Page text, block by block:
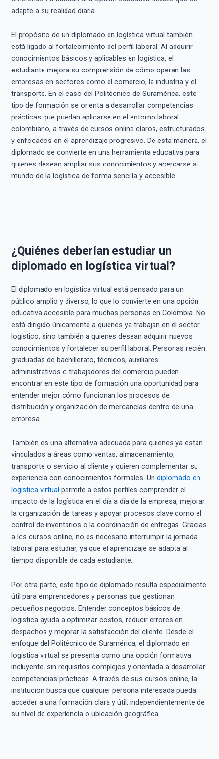
adapte a su realidad diaria.
El propósito de un diplomado en logística virtual también
está ligado al fortalecimiento del perfil laboral. Al adquirir
conocimientos básicos y aplicables en logística, el
estudiante mejora su comprensión de cómo operan las
empresas en sectores como el comercio, la industria y el
transporte. En el caso del Politécnico de Suramérica, este
tipo de formación se orienta a desarrollar competencias
prácticas que puedan aplicarse en el entorno laboral
colombiano, a través de cursos online claros, estructurados
y enfocados en el aprendizaje progresivo. De esta manera, el
diplomado se convierte en una herramienta educativa para
quienes desean ampliar sus conocimientos y acercarse al
mundo de la logística de forma sencilla y accesible.
¿Quiénes deberían estudiar un
diplomado en logística virtual?
El diplomado en logística virtual está pensado para un
público amplio y diverso, lo que lo convierte en una opción
educativa accesible para muchas personas en Colombia. No
está dirigido únicamente a quienes ya trabajan en el sector
logístico, sino también a quienes desean adquirir nuevos
conocimientos y fortalecer su perfil laboral. Personas recién
graduadas de bachillerato, técnicos, auxiliares
administrativos o trabajadores del comercio pueden
encontrar en este tipo de formación una oportunidad para
entender mejor cómo funcionan los procesos de
distribución y organización de mercancías dentro de una
empresa.
También es una alternativa adecuada para quienes ya están
vinculados a áreas como ventas, almacenamiento,
transporte o servicio al cliente y quieren complementar su
experiencia con conocimientos formales. Un diplomado en
logística virtual permite a estos perfiles comprender el
impacto de la logística en el día a día de la empresa, mejorar
la organización de tareas y apoyar procesos clave como el
control de inventarios o la coordinación de entregas. Gracias
a los cursos online, no es necesario interrumpir la jornada
laboral para estudiar, ya que el aprendizaje se adapta al
tiempo disponible de cada estudiante.
Por otra parte, este tipo de diplomado resulta especialmente
útil para emprendedores y personas que gestionan
pequeños negocios. Entender conceptos básicos de
logística ayuda a optimizar costos, reducir errores en
despachos y mejorar la satisfacción del cliente. Desde el
enfoque del Politécnico de Suramérica, el diplomado en
logística virtual se presenta como una opción formativa
incluyente, sin requisitos complejos y orientada a desarrollar
competencias prácticas. A través de sus cursos online, la
institución busca que cualquier persona interesada pueda
acceder a una formación clara y útil, independientemente de
su nivel de experiencia o ubicación geográfica.